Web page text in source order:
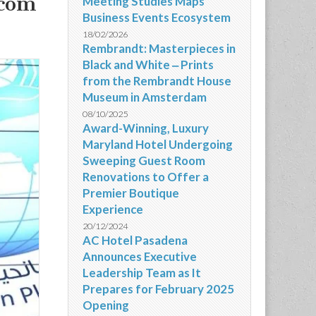
Business Events Ecosystem
18/02/2026
Rembrandt: Masterpieces in
Black and White ‒ Prints
from the Rembrandt House
Museum in Amsterdam
08/10/2025
Award-Winning, Luxury
Maryland Hotel Undergoing
Sweeping Guest Room
Renovations to Offer a
Premier Boutique
Experience
20/12/2024
AC Hotel Pasadena
Announces Executive
Leadership Team as It
Prepares for February 2025
Opening